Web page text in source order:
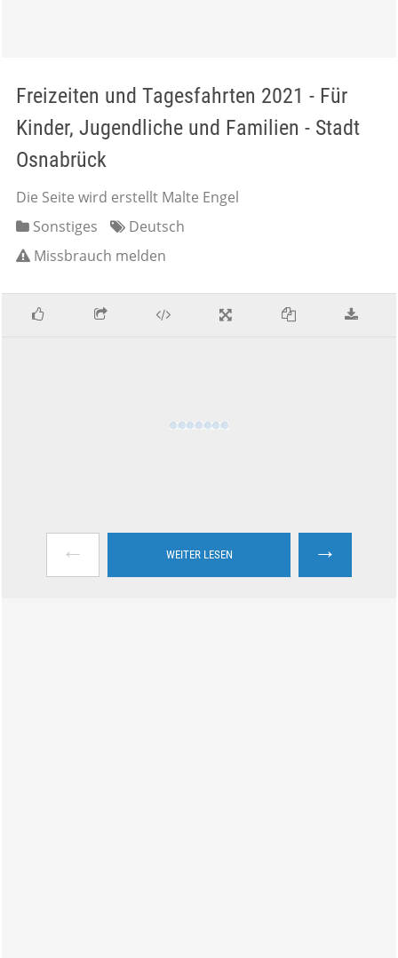
Freizeiten und Tagesfahrten 2021 - Für
Kinder, Jugendliche und Familien - Stadt
Osnabrück
Die Seite wird erstellt Malte Engel
Sonstiges
Deutsch
Missbrauch melden
← WEITER LESEN →